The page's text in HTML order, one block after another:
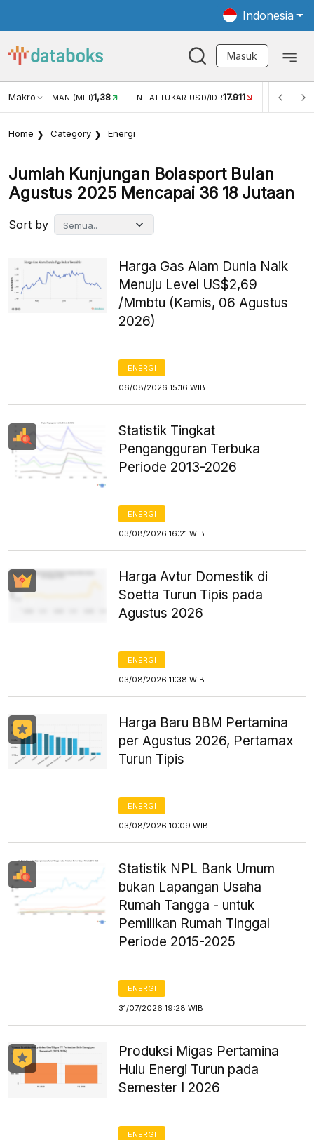
Indonesia
Masuk
MakroWISMAN (MEI)1,38 NILAI TUKAR USD/IDR17.911 INFLASI
Home Category Energi
Jumlah Kunjungan Bolasport Bulan
Agustus 2025 Mencapai 36 18 Jutaan
Sort by
Harga Gas Alam Dunia Naik
Menuju Level US$2,69
/Mmbtu (Kamis, 06 Agustus
2026)
ENERGI
06/08/2026 15:16 WIB
Statistik Tingkat
Pengangguran Terbuka
Periode 2013-2026
ENERGI
03/08/2026 16:21 WIB
Harga Avtur Domestik di
Soetta Turun Tipis pada
Agustus 2026
ENERGI
03/08/2026 11:38 WIB
Harga Baru BBM Pertamina
per Agustus 2026, Pertamax
Turun Tipis
ENERGI
03/08/2026 10:09 WIB
Statistik NPL Bank Umum
bukan Lapangan Usaha
Rumah Tangga - untuk
Pemilikan Rumah Tinggal
Periode 2015-2025
ENERGI
31/07/2026 19:28 WIB
Produksi Migas Pertamina
Hulu Energi Turun pada
Semester I 2026
ENERGI